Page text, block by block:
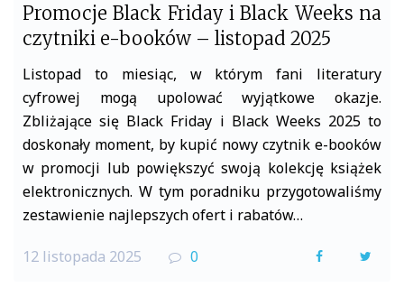
Promocje Black Friday i Black Weeks na
czytniki e-booków – listopad 2025
Listopad to miesiąc, w którym fani literatury
cyfrowej mogą upolować wyjątkowe okazje.
Zbliżające się Black Friday i Black Weeks 2025 to
doskonały moment, by kupić nowy czytnik e-booków
w promocji lub powiększyć swoją kolekcję książek
elektronicznych. W tym poradniku przygotowaliśmy
zestawienie najlepszych ofert i rabatów…
12 listopada 2025 0
F